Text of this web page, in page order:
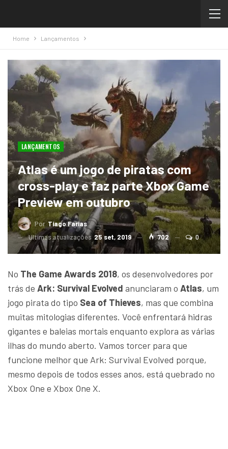
Home Lançamentos
LANÇAMENTOS
Atlas é um jogo de piratas com
cross-play e faz parte Xbox Game
Preview em outubro
PorTiago Farias
Ultimas atualizações 25 set, 2019 702 0
No The Game Awards 2018, os desenvolvedores por
trás de Ark: Survival Evolved anunciaram o Atlas, um
jogo pirata do tipo Sea of ​​Thieves, mas que combina
muitas mitologias diferentes. Você enfrentará hidras
gigantes e baleias mortais enquanto explora as várias
ilhas do mundo aberto. Vamos torcer para que
funcione melhor que Ark: Survival Evolved porque,
mesmo depois de todos esses anos, está quebrado no
Xbox One e Xbox One X.